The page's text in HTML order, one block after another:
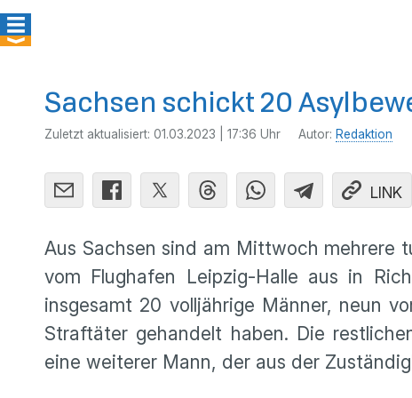
Sachsen schickt 20
Zuletzt aktualisiert: 01.03.2023 | 17:36 Uhr Autor: Redaktion
LINK
Aus Sachsen sind am Mittwoch mehrere
vom Flughafen Leipzig-Halle aus in
insgesamt 20 volljährige Männer, neun
Straftäter gehandelt haben. Die
eine weiterer Mann, der aus der